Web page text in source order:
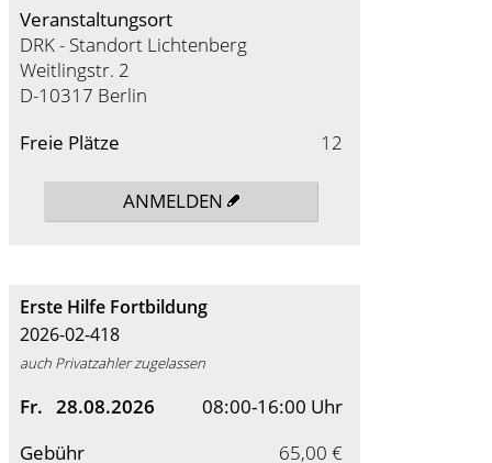
Veranstaltungsort
DRK - Standort Lichtenberg
Weitlingstr. 2
D-10317 Berlin
Freie Plätze
12
ANMELDEN
Erste Hilfe Fortbildung
2026-02-418
auch Privatzahler zugelassen
Fr. 28.08.2026
08:00-16:00 Uhr
Gebühr
65,00 €